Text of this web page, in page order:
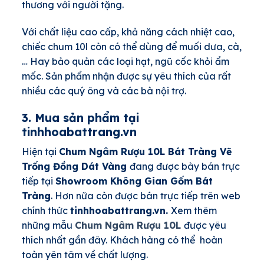
thương với người tặng.
Với chất liệu cao cấp, khả năng cách nhiệt cao,
chiếc chum 10l còn có thể dùng để muối dưa, cà,
… Hay bảo quản các loại hạt, ngũ cốc khỏi ẩm
mốc. Sản phẩm nhận được sự yêu thích của rất
nhiều các quý ông và các bà nội trợ.
3. Mua sản phẩm tại
tinhhoabattrang.vn
Hiện tại Chum Ngâm Rượu 10L Bát Tràng Vẽ
Trống Đồng Dát Vàng đang được bày bán trực
tiếp tại Showroom Không Gian Gốm Bát
Tràng. Hơn nữa còn được bán trực tiếp trên web
chính thức tinhhoabattrang.vn. Xem thêm
những mẫu Chum Ngâm Rượu 10L được yêu
thích nhất gần đây. Khách hàng có thể hoàn
toàn yên tâm về chất lượng.